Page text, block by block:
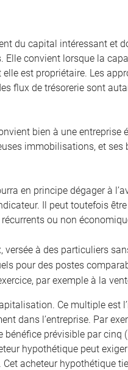
du capital intéressant et
convient lorsque la
est propriétaire. Les
flux de trésorerie sont
bien à une entreprise
immobilisations, et
en principe dégager à
Il peut toutefois
ou non
à des particuliers
pour des postes
par exemple à la
Ce multiple est
dans l’entreprise. Par
prévisible par cinq
hypothétique peut
acheteur hypothétique